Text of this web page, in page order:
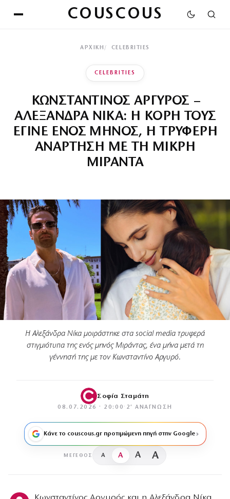
COUSCOUS
ΑΡΧΙΚΉ CELEBRITIES
CELEBRITIES
ΚΩΝΣΤΑΝΤΙΝΟΣ ΑΡΓΥΡΟΣ –
ΑΛΕΞΑΝΔΡΑ ΝΙΚΑ: Η ΚΟΡΗ ΤΟΥΣ
ΕΓΙΝΕ ΕΝΟΣ ΜΗΝΟΣ, Η ΤΡΥΦΕΡΗ
ΑΝΑΡΤΗΣΗ ΜΕ ΤΗ ΜΙΚΡΗ
ΜΙΡΑΝΤΑ
Η Αλεξάνδρα Νίκα μοιράστηκε στα social media τρυφερά
στιγμιότυπα της ενός μηνός Μιράντας, ένα μήνα μετά τη
γέννησή της με τον Κωνσταντίνο Αργυρό.
Σοφία Σταμάτη
08.07.2026 · 20:00 · 2′ ΑΝΆΓΝΩΣΗ
Κάνε το couscous.gr προτιμώμενη πηγή στην Google
ΜΈΓΕΘΟΣ A A A A